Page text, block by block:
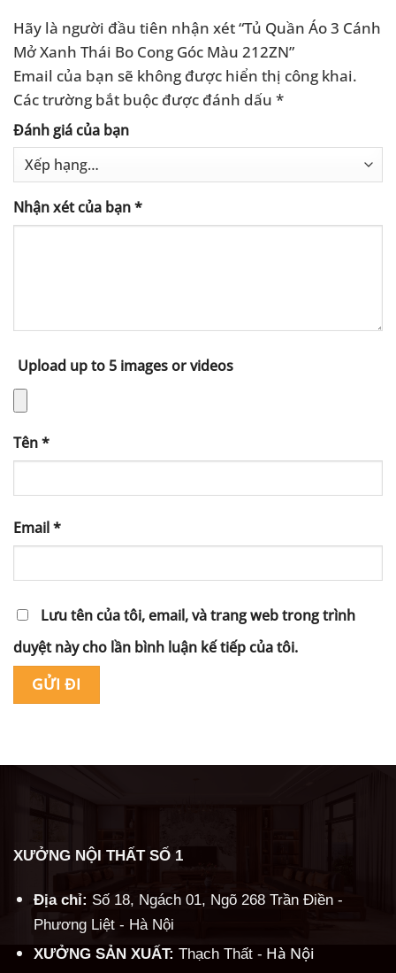
Hãy là người đầu tiên nhận xét “Tủ Quần Áo 3 Cánh
Mở Xanh Thái Bo Cong Góc Màu 212ZN”
Email của bạn sẽ không được hiển thị công khai.
Các trường bắt buộc được đánh dấu *
Đánh giá của bạn
Nhận xét của bạn*
Upload up to 5 images or videos
Tên*
Email*
Lưu tên của tôi, email, và trang web trong trình
duyệt này cho lần bình luận kế tiếp của tôi.
XƯỞNG NỘI THẤT SỐ 1
Địa chỉ: Số 18, Ngách 01, Ngõ 268 Trần Điền -
Phương Liệt - Hà Nội
XƯỞNG SẢN XUẤT: Thạch Thất - Hà Nội